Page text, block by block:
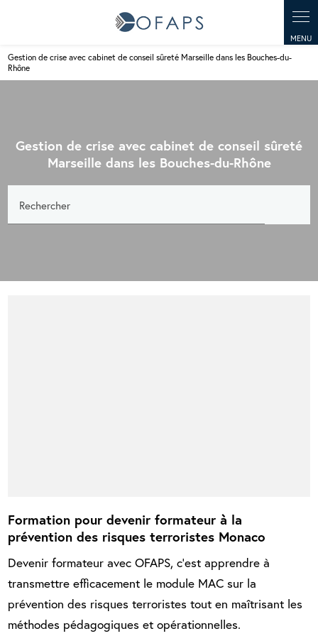
Gestion de crise avec cabinet de conseil sûreté Marseille dans les Bouches-du-
Rhône
Gestion de crise avec cabinet de conseil sûreté
Marseille dans les Bouches-du-Rhône
Rechercher
Formation pour devenir formateur à la
prévention des risques terroristes Monaco
Devenir formateur avec OFAPS, c’est apprendre à
transmettre efficacement le module MAC sur la
prévention des risques terroristes tout en maîtrisant les
méthodes pédagogiques et opérationnelles.